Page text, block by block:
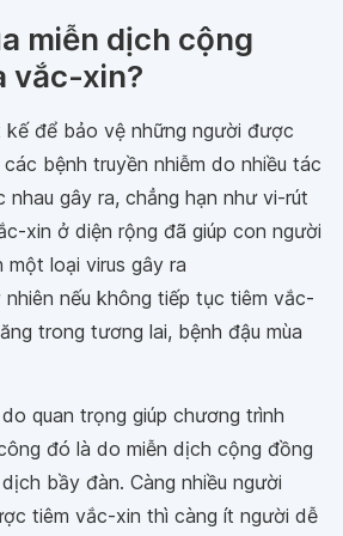
miễn dịch cộng
vắc-xin?
để bảo vệ những người được
bệnh truyền nhiễm do nhiều tác
nhau gây ra, chẳng hạn như vi-rút
xin ở diện rộng đã giúp con người
loại virus gây ra
nhiên nếu không tiếp tục tiêm vắc-
trong tương lai, bệnh đậu mùa
quan trọng giúp chương trình
đó là do miễn dịch cộng đồng
bầy đàn. Càng nhiều người
tiêm vắc-xin thì càng ít người dễ